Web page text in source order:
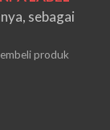
sebagai
produk